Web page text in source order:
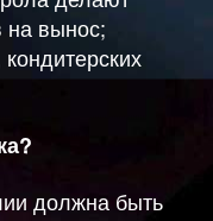
на вынос;
должна быть